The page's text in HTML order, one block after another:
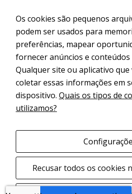
Termos de
Publicações
Fator de
Código de Conduta do
e Cliente
Relatório de
Aviso de Privacidade e
Siga nossas
Os cookies são pequenos
podem ser usados para
preferências, mapear
fornecer anúncios e conteúdos
Qualquer site ou aplicativo que
coletar essas informações em
dispositivo. Quais os tipos de
utilizamos?
Recusar todos os cookies